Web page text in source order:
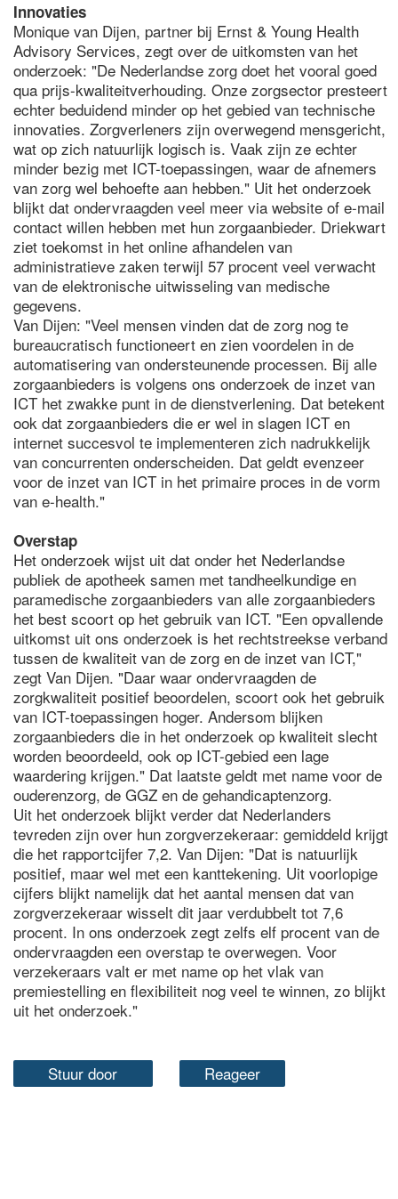
Innovaties
Monique van Dijen, partner bij Ernst & Young Health
Advisory Services, zegt over de uitkomsten van het
onderzoek: "De Nederlandse zorg doet het vooral goed
qua prijs-kwaliteitverhouding. Onze zorgsector presteert
echter beduidend minder op het gebied van technische
innovaties. Zorgverleners zijn overwegend mensgericht,
wat op zich natuurlijk logisch is. Vaak zijn ze echter
minder bezig met ICT-toepassingen, waar de afnemers
van zorg wel behoefte aan hebben." Uit het onderzoek
blijkt dat ondervraagden veel meer via website of e-mail
contact willen hebben met hun zorgaanbieder. Driekwart
ziet toekomst in het online afhandelen van
administratieve zaken terwijl 57 procent veel verwacht
van de elektronische uitwisseling van medische
gegevens.
Van Dijen: "Veel mensen vinden dat de zorg nog te
bureaucratisch functioneert en zien voordelen in de
automatisering van ondersteunende processen. Bij alle
zorgaanbieders is volgens ons onderzoek de inzet van
ICT het zwakke punt in de dienstverlening. Dat betekent
ook dat zorgaanbieders die er wel in slagen ICT en
internet succesvol te implementeren zich nadrukkelijk
van concurrenten onderscheiden. Dat geldt evenzeer
voor de inzet van ICT in het primaire proces in de vorm
van e-health."
Overstap
Het onderzoek wijst uit dat onder het Nederlandse
publiek de apotheek samen met tandheelkundige en
paramedische zorgaanbieders van alle zorgaanbieders
het best scoort op het gebruik van ICT. "Een opvallende
uitkomst uit ons onderzoek is het rechtstreekse verband
tussen de kwaliteit van de zorg en de inzet van ICT,"
zegt Van Dijen. "Daar waar ondervraagden de
zorgkwaliteit positief beoordelen, scoort ook het gebruik
van ICT-toepassingen hoger. Andersom blijken
zorgaanbieders die in het onderzoek op kwaliteit slecht
worden beoordeeld, ook op ICT-gebied een lage
waardering krijgen." Dat laatste geldt met name voor de
ouderenzorg, de GGZ en de gehandicaptenzorg.
Uit het onderzoek blijkt verder dat Nederlanders
tevreden zijn over hun zorgverzekeraar: gemiddeld krijgt
die het rapportcijfer 7,2. Van Dijen: "Dat is natuurlijk
positief, maar wel met een kanttekening. Uit voorlopige
cijfers blijkt namelijk dat het aantal mensen dat van
zorgverzekeraar wisselt dit jaar verdubbelt tot 7,6
procent. In ons onderzoek zegt zelfs elf procent van de
ondervraagden een overstap te overwegen. Voor
verzekeraars valt er met name op het vlak van
premiestelling en flexibiliteit nog veel te winnen, zo blijkt
uit het onderzoek."
Stuur door Reageer